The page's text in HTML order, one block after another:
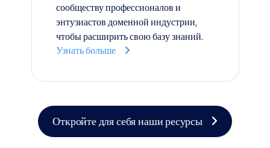
сообществу профессионалов и
энтузиастов доменной индустрии,
чтобы расширить свою базу знаний.
Узнать больше
Откройте для себя наши ресурсы